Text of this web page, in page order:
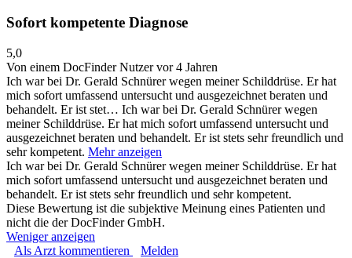
Sofort kompetente Diagnose
5,0
Von einem DocFinder Nutzervor 4 Jahren
Ich war bei Dr. Gerald Schnürer wegen meiner Schilddrüse. Er hat
mich sofort umfassend untersucht und ausgezeichnet beraten und
behandelt. Er ist stet… Ich war bei Dr. Gerald Schnürer wegen
meiner Schilddrüse. Er hat mich sofort umfassend untersucht und
ausgezeichnet beraten und behandelt. Er ist stets sehr freundlich und
sehr kompetent. Mehr anzeigen
Ich war bei Dr. Gerald Schnürer wegen meiner Schilddrüse. Er hat
mich sofort umfassend untersucht und ausgezeichnet beraten und
behandelt. Er ist stets sehr freundlich und sehr kompetent.
Diese Bewertung ist die subjektive Meinung eines Patienten und
nicht die der DocFinder GmbH.
Weniger anzeigen
Als Arzt kommentieren
Melden